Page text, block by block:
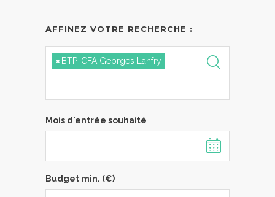
AFFINEZ VOTRE RECHERCHE :
× BTP-CFA Georges Lanfry
Mois d'entrée souhaité
Budget min. (€)